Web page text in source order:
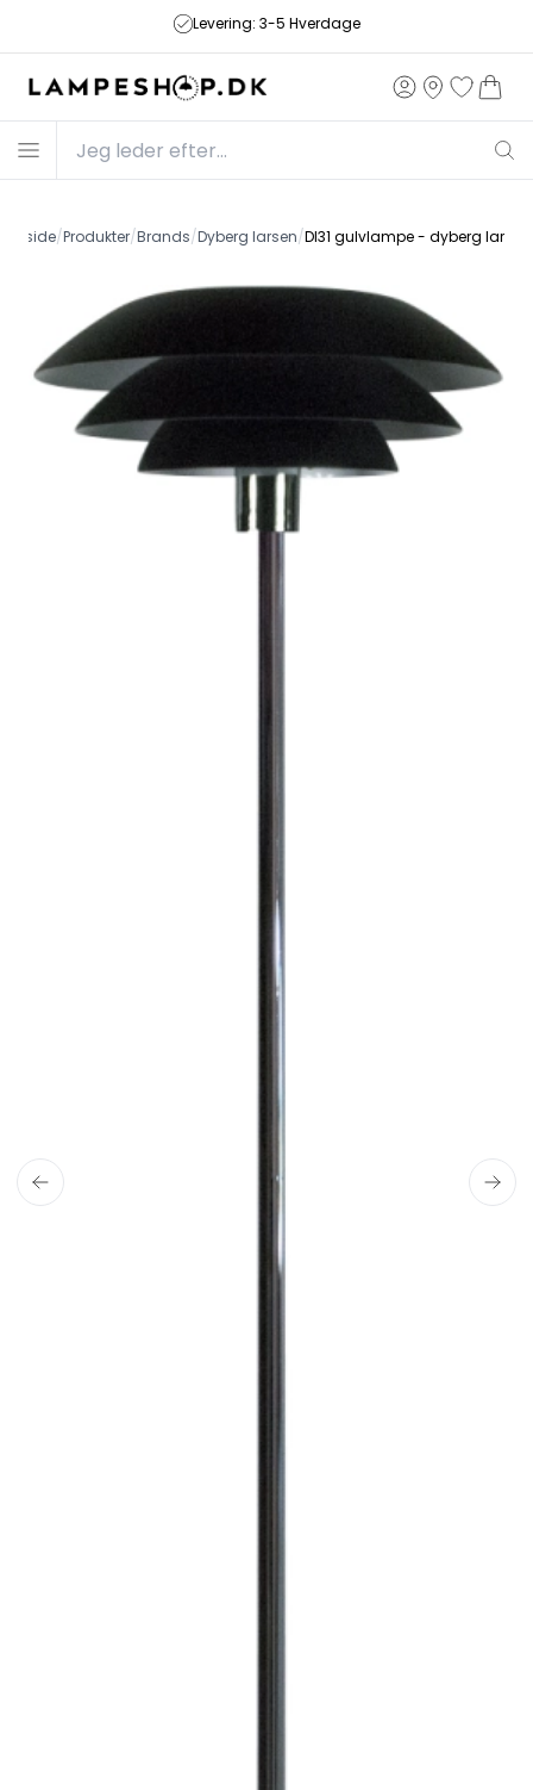
Levering: 3-5 Hverdage
Forside/Produkter/Brands/Dyberg larsen/Dl31 gulvlampe - dyberg larsen